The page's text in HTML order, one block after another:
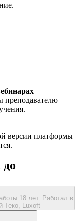
преподавателю
версии платформы
до
18 лет. Работал в
Теко, Luxoft